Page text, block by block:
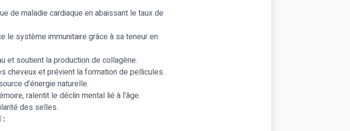
de maladie cardiaque en abaissant le taux de
le système immunitaire grâce à sa teneur en
et soutient la production de collagène.
cheveux et prévient la formation de pellicules.
d’énergie naturelle.
ralentit le déclin mental lié à l’âge.
des selles.
: